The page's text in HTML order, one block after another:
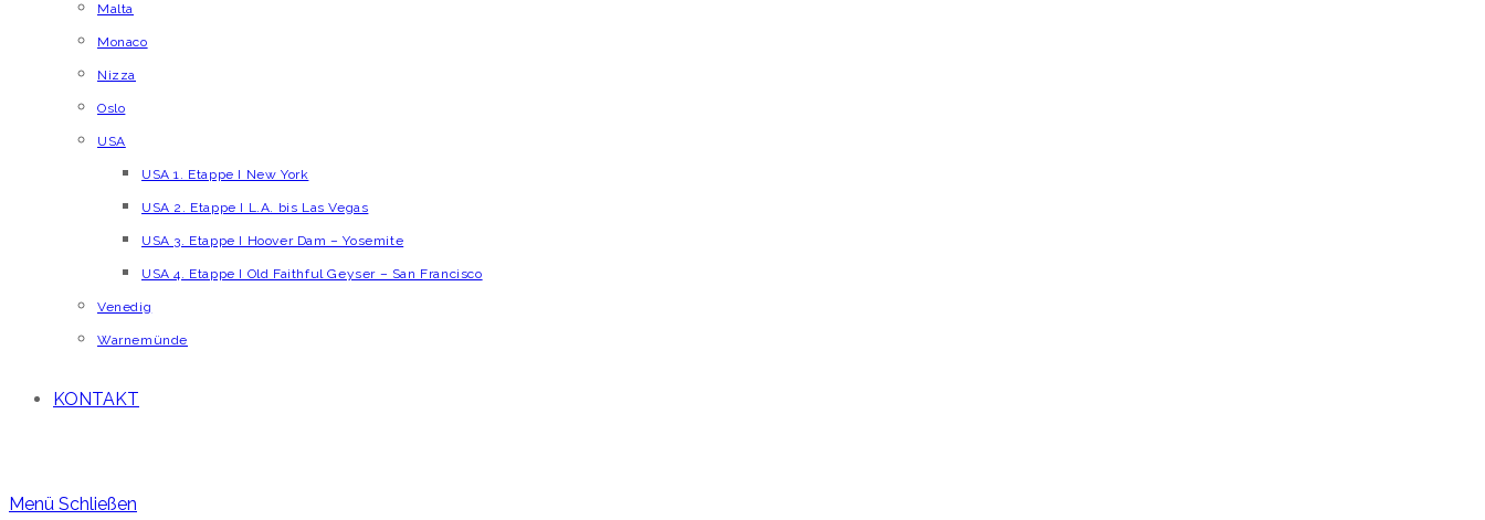
Malta
Monaco
Nizza
Oslo
USA
USA 1. Etappe I New York
USA 2. Etappe I L.A. bis Las Vegas
USA 3. Etappe I Hoover Dam – Yosemite
USA 4. Etappe I Old Faithful Geyser – San Francisco
Venedig
Warnemünde
KONTAKT
Menü Schließen